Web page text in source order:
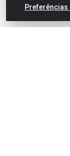
Preferências